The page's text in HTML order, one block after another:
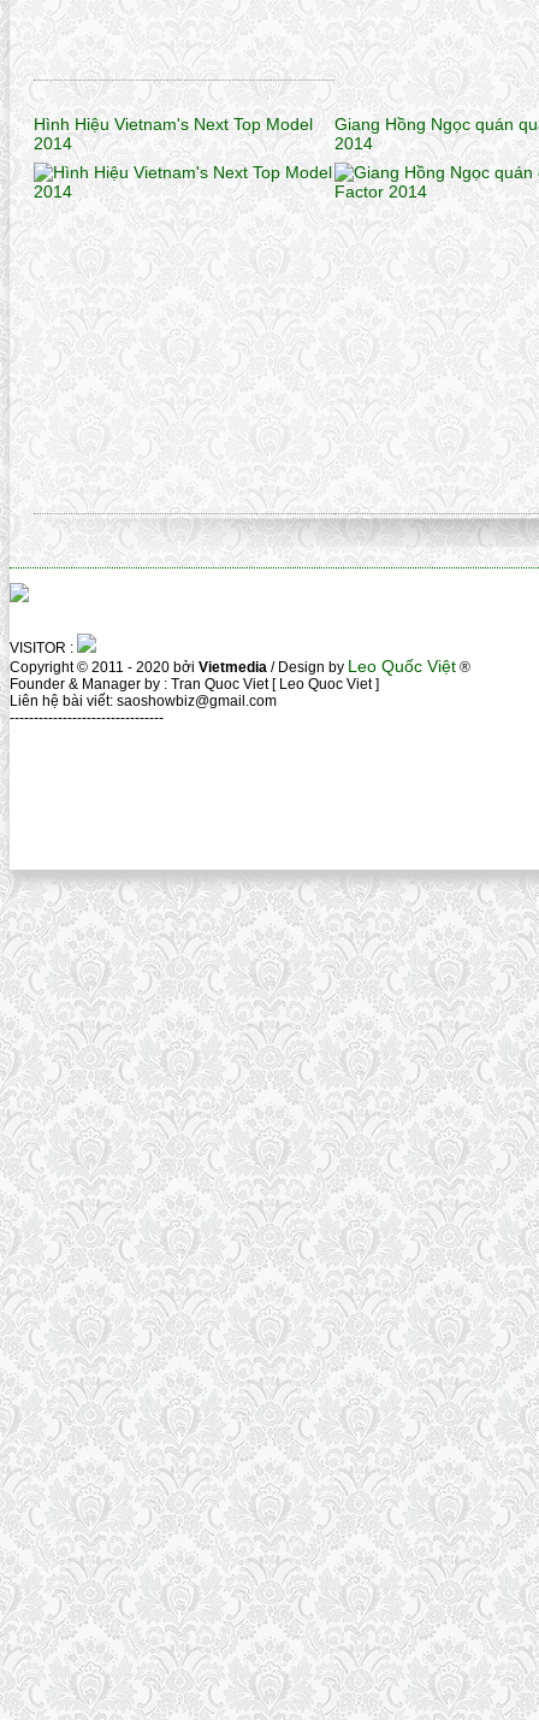
Hình Hiệu Vietnam's Next Top Model
2014
Giang Hồng Ngọc quán
2014
VISITOR :
Copyright © 2011 - 2020 bởi Vietmedia / Design by Leo Quốc Việt ®
Founder & Manager by : Tran Quoc Viet [ Leo Quoc Viet ]
Liên hệ bài viết: saoshowbiz@gmail.com
--------------------------------